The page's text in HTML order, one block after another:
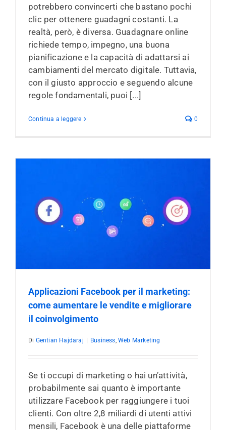
potrebbero convincerti che bastano pochi
clic per ottenere guadagni costanti. La
realtà, però, è diversa. Guadagnare online
richiede tempo, impegno, una buona
pianificazione e la capacità di adattarsi ai
cambiamenti del mercato digitale. Tuttavia,
con il giusto approccio e seguendo alcune
regole fondamentali, puoi [...]
Continua a leggere 0
Applicazioni Facebook per il marketing:
come aumentare le vendite e migliorare
il coinvolgimento
Di Gentian Hajdaraj | Business ,Web Marketing
Se ti occupi di marketing o hai un’attività,
probabilmente sai quanto è importante
utilizzare Facebook per raggiungere i tuoi
clienti. Con oltre 2,8 miliardi di utenti attivi
mensili, Facebook è una delle piattaforme